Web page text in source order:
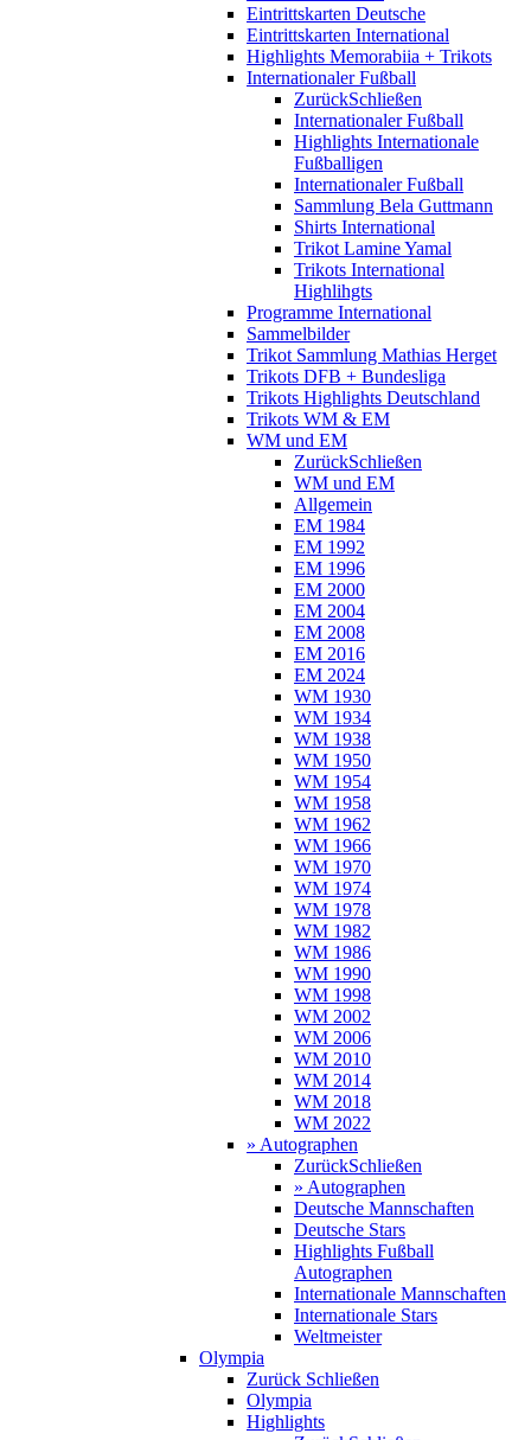
Eintrittskarten Deutsche
Eintrittskarten International
Highlights Memorabiia + Trikots
Internationaler Fußball
ZurückSchließen
Internationaler Fußball
Highlights Internationale
Fußballigen
Internationaler Fußball
Sammlung Bela Guttmann
Shirts International
Trikot Lamine Yamal
Trikots International
Highlihgts
Programme International
Sammelbilder
Trikot Sammlung Mathias Herget
Trikots DFB + Bundesliga
Trikots Highlights Deutschland
Trikots WM & EM
WM und EM
ZurückSchließen
WM und EM
Allgemein
EM 1984
EM 1992
EM 1996
EM 2000
EM 2004
EM 2008
EM 2016
EM 2024
WM 1930
WM 1934
WM 1938
WM 1950
WM 1954
WM 1958
WM 1962
WM 1966
WM 1970
WM 1974
WM 1978
WM 1982
WM 1986
WM 1990
WM 1998
WM 2002
WM 2006
WM 2010
WM 2014
WM 2018
WM 2022
» Autographen
ZurückSchließen
» Autographen
Deutsche Mannschaften
Deutsche Stars
Highlights Fußball
Autographen
Internationale Mannschaften
Internationale Stars
Weltmeister
Olympia
Zurück Schließen
Olympia
Highlights